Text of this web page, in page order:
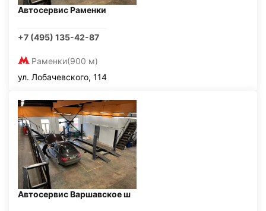
Автосервис Раменки
+7 (495) 135-42-87
Раменки(900 м)
ул. Лобачевского, 114
Автосервис Варшавское ш